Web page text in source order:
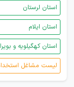
استان لرستان
استان ایلام
استان کهگیلویه و
لیست مشاغل